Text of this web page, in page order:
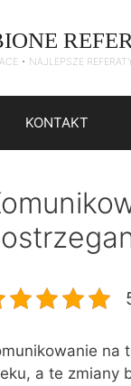
• NAJLEPSZE
KONTAKT
na
a te zmiany